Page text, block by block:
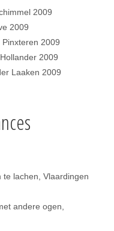
2009
2009
2009
2009
Laaken 2009
te lachen, Vlaardingen
andere ogen,